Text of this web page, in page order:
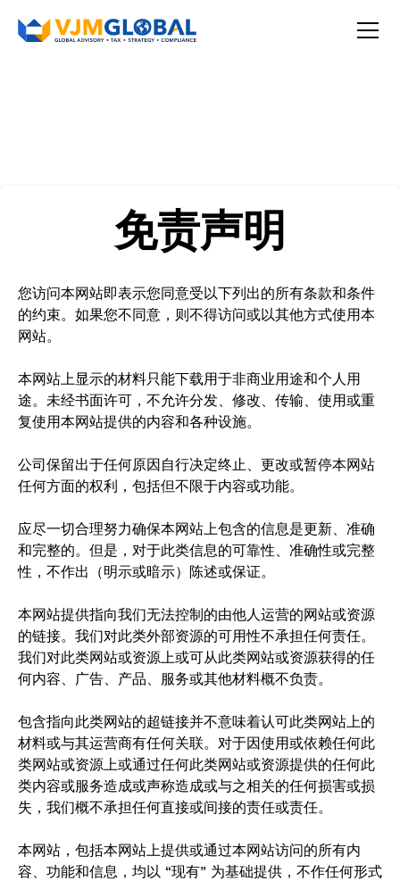
免责声明
您访问本网站即表示您同意受以下列出的所有条款和条件
的约束。如果您不同意，则不得访问或以其他方式使用本
网站。
本网站上显示的材料只能下载用于非商业用途和个人用
途。未经书面许可，不允许分发、修改、传输、使用或重
复使用本网站提供的内容和各种设施。
公司保留出于任何原因自行决定终止、更改或暂停本网站
任何方面的权利，包括但不限于内容或功能。
应尽一切合理努力确保本网站上包含的信息是更新、准确
和完整的。但是，对于此类信息的可靠性、准确性或完整
性，不作出（明示或暗示）陈述或保证。
本网站提供指向我们无法控制的由他人运营的网站或资源
的链接。我们对此类外部资源的可用性不承担任何责任。
我们对此类网站或资源上或可从此类网站或资源获得的任
何内容、广告、产品、服务或其他材料概不负责。
包含指向此类网站的超链接并不意味着认可此类网站上的
材料或与其运营商有任何关联。对于因使用或依赖任何此
类网站或资源上或通过任何此类网站或资源提供的任何此
类内容或服务造成或声称造成或与之相关的任何损害或损
失，我们概不承担任何直接或间接的责任或责任。
本网站，包括本网站上提供或通过本网站访问的所有内
容、功能和信息，均以 “现有” 为基础提供，不作任何形式